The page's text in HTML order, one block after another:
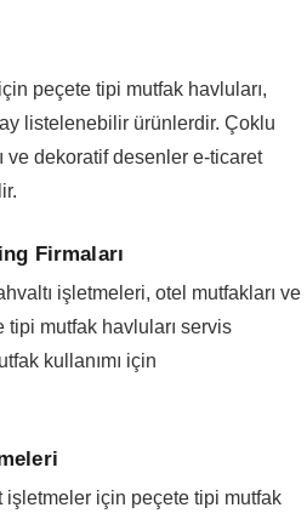
peçete tipi mutfak havluları,
listelenebilir ürünlerdir. Çoklu
ve dekoratif desenler e-ticaret
Firmaları
işletmeleri, otel mutfakları ve
tipi mutfak havluları servis
kullanımı için
işletmeler için peçete tipi mutfak